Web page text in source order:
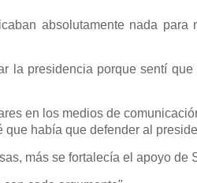
absolutamente nada
la presidencia porque sentí
en los medios de
que había que defender al
más se fortalecía el apoyo de